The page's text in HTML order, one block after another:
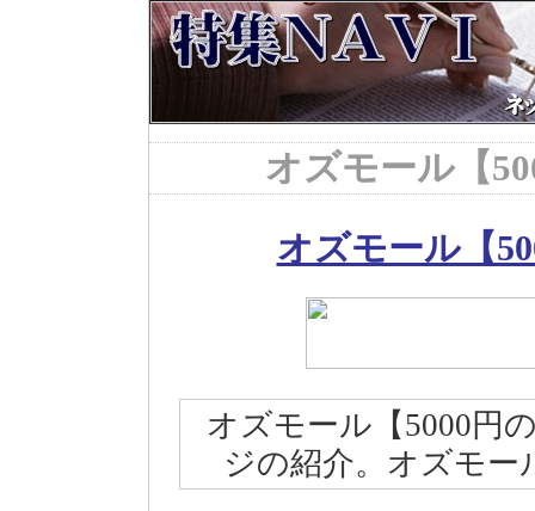
オズモール【
オズモール【
オズモール【5000円
ジの紹介。オズモー